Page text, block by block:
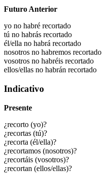
Futuro Anterior
yo no habré recortado
tú no habrás recortado
él/ella no habrá recortado
nosotros no habremos recortado
vosotros no habréis recortado
ellos/ellas no habrán recortado
Indicativo
Presente
¿recorto (yo)?
¿recortas (tú)?
¿recorta (él/ella)?
¿recortamos (nosotros)?
¿recortáis (vosotros)?
¿recortan (ellos/ellas)?